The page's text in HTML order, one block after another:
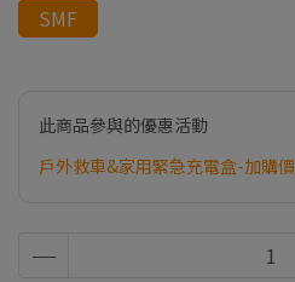
SMF
此商品參與的優惠活動
戶外救車&家用緊急充電盒-加購價